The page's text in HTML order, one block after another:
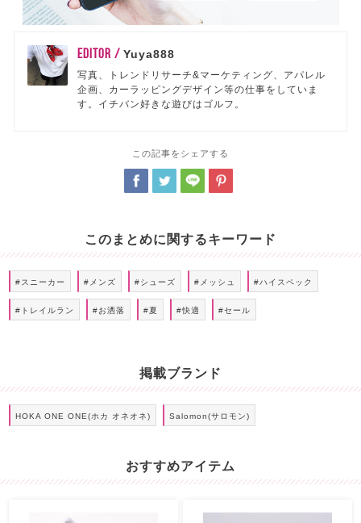
EDITOR /Yuya888
写真、トレンドリサーチ&マーケティング、アパレル
企画、カーラッピングデザイン等の仕事をしていま
す。イチバン好きな遊びはゴルフ。
この記事をシェアする
このまとめに関するキーワード
#スニーカー #メンズ #シューズ #メッシュ #ハイスペック
#トレイルラン #お洒落 #夏 #快適 #セール
掲載ブランド
HOKA ONE ONE(ホカ オネオネ) Salomon(サロモン)
おすすめアイテム